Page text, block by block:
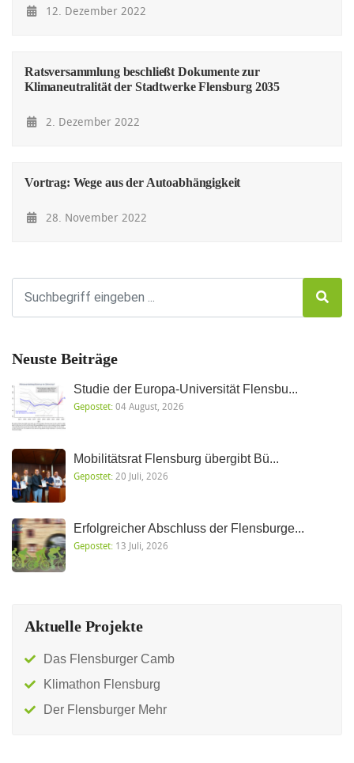
12. Dezember 2022
Ratsversammlung beschließt Dokumente zur
Klimaneutralität der Stadtwerke Flensburg 2035
2. Dezember 2022
Vortrag: Wege aus der Autoabhängigkeit
28. November 2022
Neuste Beiträge
Studie der Europa-Universität Flensbu...
Gepostet:04 August, 2026
Mobilitätsrat Flensburg übergibt Bü...
Gepostet: 20 Juli, 2026
Erfolgreicher Abschluss der Flensburge...
Gepostet: 13 Juli, 2026
Aktuelle Projekte
Das Flensburger Camb
Klimathon Flensburg
Der Flensburger Mehr